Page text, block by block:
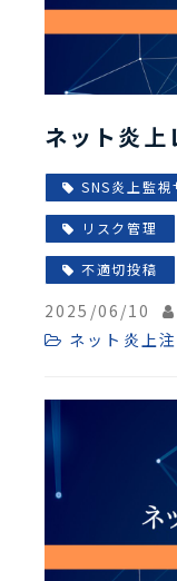
ネット炎
SNS炎上監視
リスク管理
不適切投稿
2025/06/10
ネット炎上